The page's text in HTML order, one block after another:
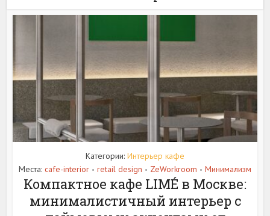
Категории: Интерьер кафе
Места: cafe-interior • retail design • ZeWorkroom • Минимализм
Компактное кафе LIMÉ в Москве:
минималистичный интерьер с